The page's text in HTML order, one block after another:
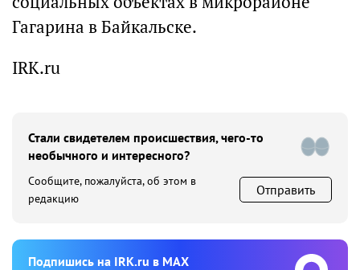
Гагарина в Байкальске.
IRK.ru
Стали свидетелем происшествия, чего-то
необычного и интересного?
Сообщите, пожалуйста, об этом в
редакцию
Отправить
Подпишиcь на IRK.ru в MAX